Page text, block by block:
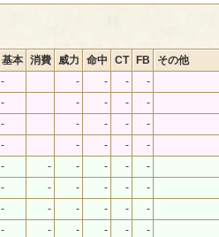
基本 消費 威力 命中 CT FB
その他
-
- - -
-
-
- - -
-
-
- - -
-
-
- - -
-
-
- - - -
-
-
- - - -
-
-
- - - -
-
-
- - - -
-